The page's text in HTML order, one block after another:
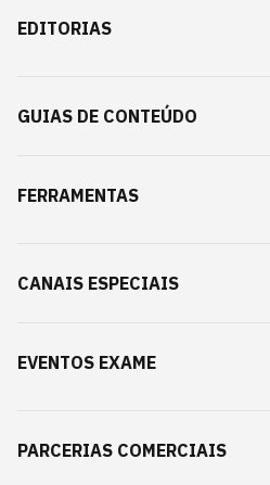
EDITORIAS
GUIAS DE CONTEÚDO
FERRAMENTAS
CANAIS ESPECIAIS
EVENTOS EXAME
PARCERIAS COMERCIAIS